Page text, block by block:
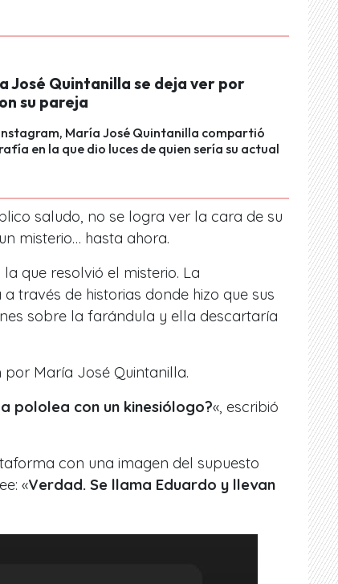
José Quintanilla se deja ver por
su pareja
María José Quintanilla compartió
en la que dio luces de quien sería su actual
saludo, no se logra ver la cara de su
misterio… hasta ahora.
que resolvió el misterio. La
través de historias donde hizo que sus
sobre la farándula y ella descartaría
María José Quintanilla.
pololea con un kinesiólogo?«, escribió
con una imagen del supuesto
«Verdad. Se llama Eduardo y llevan